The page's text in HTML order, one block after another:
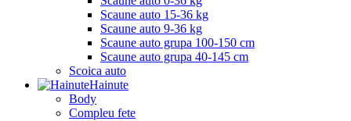
Scaune auto 15-36 kg
Scaune auto 9-36 kg
Scaune auto grupa 100-150 cm
Scaune auto grupa 40-145 cm
Scoica auto
Hainute
Body
Compleu fete